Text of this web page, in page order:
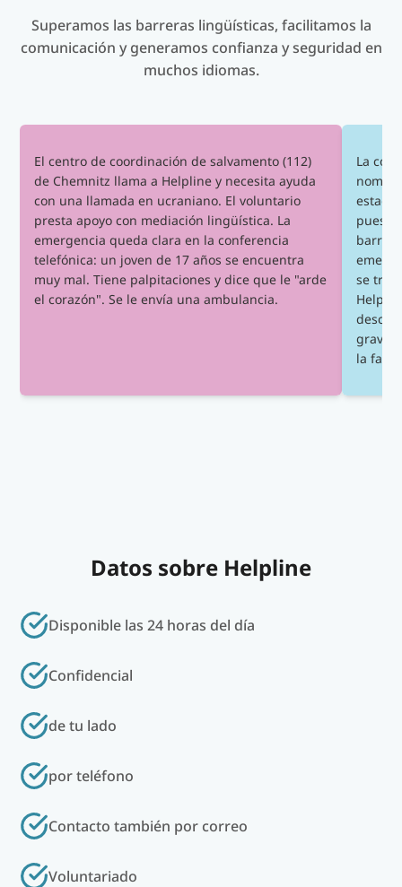
14 de agosto: de 00:00 a 09:00, de 15:00
25 de agosto: 15:00 - 21:00
27 de agosto: 09:00 - 15:00
31 de agosto: 15:00 - 21:00
Superamos las barreras lingüísticas, facilitamos la
comunicación y generamos confianza y seguridad en
muchos idiomas.
El centro de coordinación de salvamento (112)
de Chemnitz llama a Helpline y necesita ayuda
con una llamada en ucraniano. El voluntario
presta apoyo con mediación lingüística. La
emergencia queda clara en la conferencia
telefónica: un joven de 17 años se encuentra
muy mal. Tiene palpitaciones y dice que le "arde
el corazón". Se le envía una ambulancia.
La
estado
puesto
se
la
Datos sobre Helpline
Disponible las 24 horas del día
Confidencial
de tu lado
por teléfono
Contacto también por correo
Voluntariado